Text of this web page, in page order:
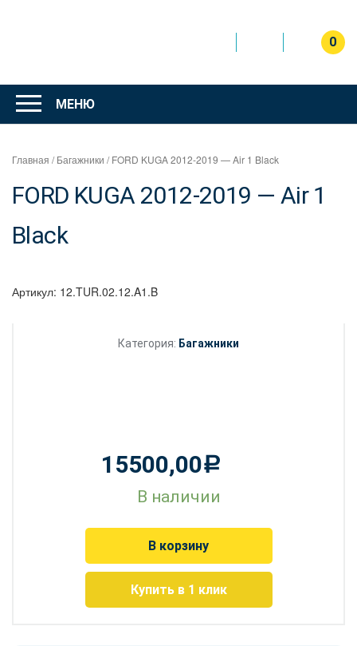
Интернет
магазин
"Can Auto"
0
МЕНЮ
Главная /Багажники / FORD KUGA 2012-2019 — Air 1 Black
FORD KUGA 2012-2019 — Air 1
Black
Артикул: 12.TUR.02.12.A1.B
Категория: Багажники
15500,00Р
В наличии
В корзину
Купить в 1 клик